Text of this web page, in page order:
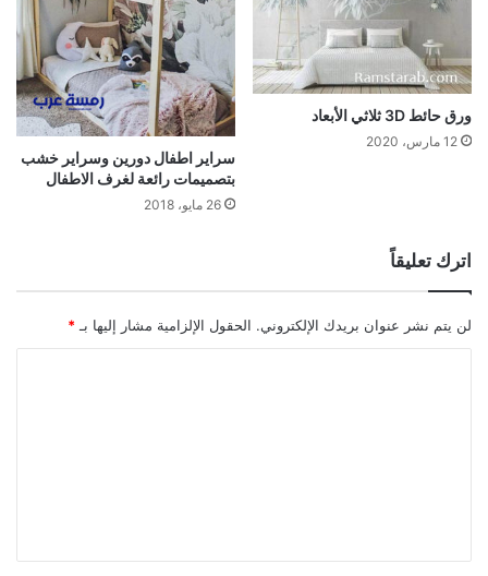
ورق حائط 3D ثلاثي الأبعاد
12 مارس، 2020
سراير اطفال دورين وسراير خشب
بتصميمات رائعة لغرف الاطفال
26 مايو، 2018
اترك تعليقاً
لن يتم نشر عنوان بريدك الإلكتروني. الحقول الإلزامية مشار إليها بـ *
ق